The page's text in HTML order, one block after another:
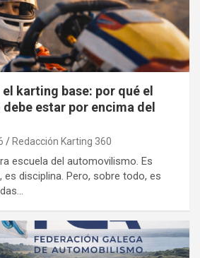
karting base: por qué el
estar por encima del
Redacción Karting 360
escuela del automovilismo. Es
es disciplina. Pero, sobre todo, es